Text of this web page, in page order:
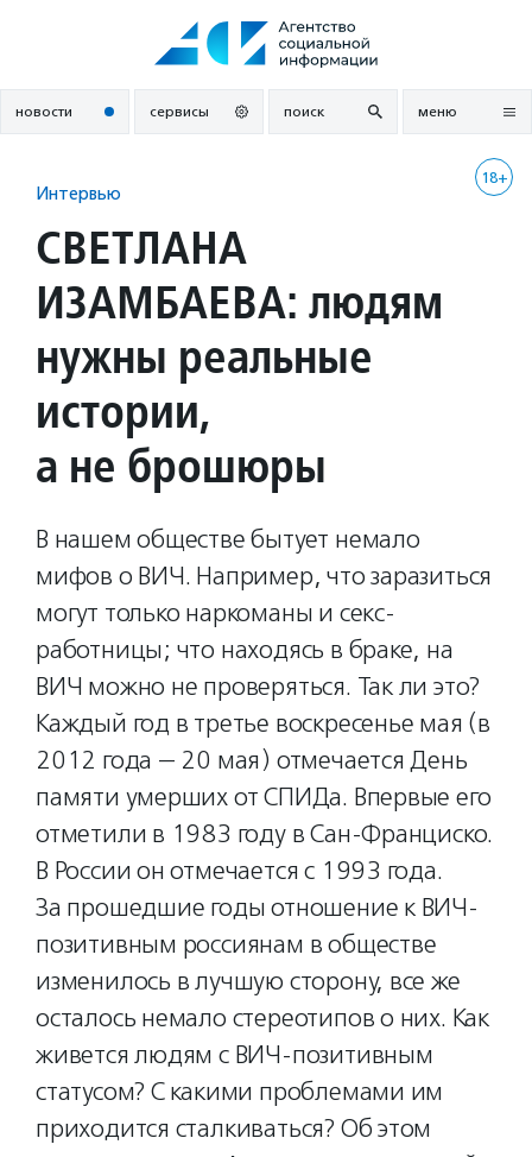
новости сервисы поиск меню
18+
Интервью
СВЕТЛАНА
ИЗАМБАЕВА: людям
нужны реальные
истории,
а не брошюры
В нашем обществе бытует немало
мифов о ВИЧ. Например, что заразиться
могут только наркоманы и секс-
работницы; что находясь в браке, на
ВИЧ можно не проверяться. Так ли это?
Каждый год в третье воскресенье мая (в
2012 года — 20 мая) отмечается День
памяти умерших от СПИДа. Впервые его
отметили в 1983 году в Сан-Франциско.
В России он отмечается с 1993 года.
За прошедшие годы отношение к ВИЧ-
позитивным россиянам в обществе
изменилось в лучшую сторону, все же
осталось немало стереотипов о них. Как
живется людям с ВИЧ-позитивным
статусом? С какими проблемами им
приходится сталкиваться? Об этом